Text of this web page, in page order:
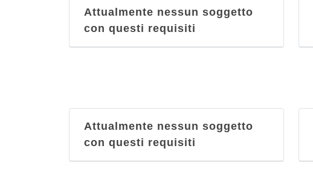
Attualmente nessun soggetto
con questi requisiti
Attualmente nessun soggetto
con questi requisiti